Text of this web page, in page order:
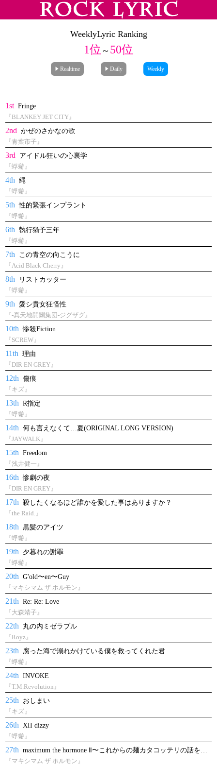
WeeklyLyric Ranking
1位 ～ 50位
Realtime Daily Weekly
1stFringe
『BLANKEY JET CITY』
2ndかぜのさかなの歌
『青葉市子』
3rd
アイドル狂いの心裏学
『蜉蝣』
4th縄
『蜉蝣』
5th性的緊張インプラント
『蜉蝣』
6th執行猶予三年
『蜉蝣』
7th
この青空の向こうに
『Acid Black Cherry』
8th
リストカッター
『蜉蝣』
9th愛シ貴女狂怪性
『-真天地開闢集団-ジグザグ』
10th惨殺Fiction
『SCREW』
11th理由
『DIR EN GREY』
12th傷痕
『キズ』
13thR指定
『蜉蝣』
14th何も言えなくて…夏(ORIGINAL LONG VERSION)
『JAYWALK』
15thFreedom
『浅井健一』
16th惨劇の夜
『DIR EN GREY』
17th殺したくなるほど誰かを愛した事はありますか？
『the Raid.』
18th黒髪のアイツ
『蜉蝣』
19th
夕暮れの謝罪
『蜉蝣』
20thG'old〜en〜Guy
『マキシマム ザ ホルモン』
21thRe: Re: Love
『大森靖子』
22th
丸の内ミゼラブル
『Royz』
23th
腐った海で溺れかけている僕を救ってくれた君
『蜉蝣』
24thINVOKE
『T.M.Revolution』
25th
おしまい
『キズ』
26thXII dizzy
『蜉蝣』
27thmaximum the hormone Ⅱ〜これからの麺カタコッテリの話をしよう〜
『マキシマム ザ ホルモン』